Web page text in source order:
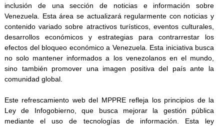
inclusión de una sección de noticias e información sobre
Venezuela. Esta área se actualizará regularmente con noticias y
contenido variado sobre atractivos turísticos, eventos culturales,
desarrollos económicos y estrategias para contrarrestar los
efectos del bloqueo económico a Venezuela. Esta iniciativa busca
no solo mantener informados a los venezolanos en el mundo,
sino también promover una imagen positiva del país ante la
comunidad global.
Este refrescamiento web del MPPRE refleja los principios de la
Ley de Infogobierno, que busca mejorar la gestión pública
mediante el uso de tecnologías de información. Esta ley